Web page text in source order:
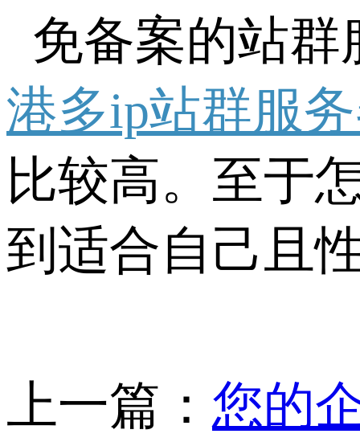
免备案的站群
港多ip站群服
比较高。至于
到适合自己且
上一篇： 您的